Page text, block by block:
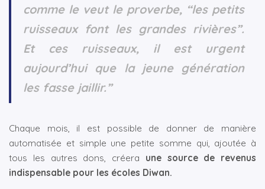
comme le veut le proverbe, “les petits
ruisseaux font les grandes rivières”.
Et ces ruisseaux, il est urgent
aujourd’hui que la jeune génération
les fasse jaillir.”
Chaque mois, il est possible de donner de manière
automatisée et simple une petite somme qui, ajoutée à
tous les autres dons, créera une source de revenus
indispensable pour les écoles Diwan.